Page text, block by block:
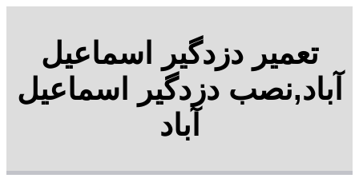
تعمیر دزدگیر اسماعیل
آباد,نصب دزدگیر اسماعیل
آباد